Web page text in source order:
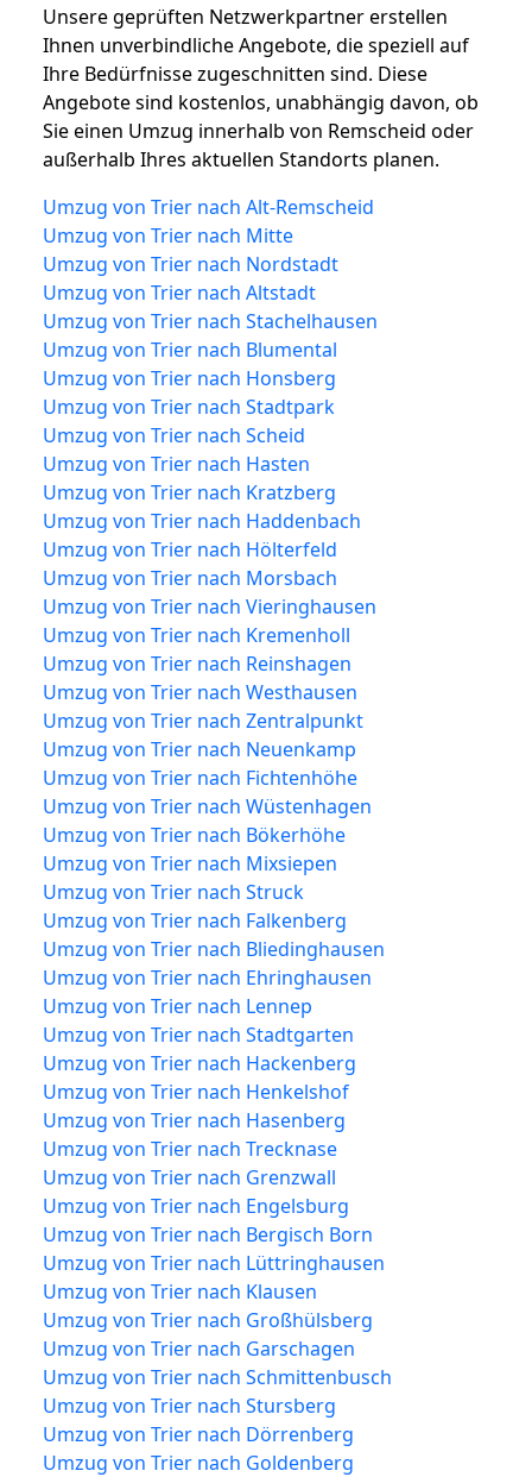
Unsere geprüften Netzwerkpartner erstellen
Ihnen unverbindliche Angebote, die speziell auf
Ihre Bedürfnisse zugeschnitten sind. Diese
Angebote sind kostenlos, unabhängig davon, ob
Sie einen Umzug innerhalb von Remscheid oder
außerhalb Ihres aktuellen Standorts planen.
Umzug von Trier nach Alt-Remscheid
Umzug von Trier nach Mitte
Umzug von Trier nach Nordstadt
Umzug von Trier nach Altstadt
Umzug von Trier nach Stachelhausen
Umzug von Trier nach Blumental
Umzug von Trier nach Honsberg
Umzug von Trier nach Stadtpark
Umzug von Trier nach Scheid
Umzug von Trier nach Hasten
Umzug von Trier nach Kratzberg
Umzug von Trier nach Haddenbach
Umzug von Trier nach Hölterfeld
Umzug von Trier nach Morsbach
Umzug von Trier nach Vieringhausen
Umzug von Trier nach Kremenholl
Umzug von Trier nach Reinshagen
Umzug von Trier nach Westhausen
Umzug von Trier nach Zentralpunkt
Umzug von Trier nach Neuenkamp
Umzug von Trier nach Fichtenhöhe
Umzug von Trier nach Wüstenhagen
Umzug von Trier nach Bökerhöhe
Umzug von Trier nach Mixsiepen
Umzug von Trier nach Struck
Umzug von Trier nach Falkenberg
Umzug von Trier nach Bliedinghausen
Umzug von Trier nach Ehringhausen
Umzug von Trier nach Lennep
Umzug von Trier nach Stadtgarten
Umzug von Trier nach Hackenberg
Umzug von Trier nach Henkelshof
Umzug von Trier nach Hasenberg
Umzug von Trier nach Trecknase
Umzug von Trier nach Grenzwall
Umzug von Trier nach Engelsburg
Umzug von Trier nach Bergisch Born
Umzug von Trier nach Lüttringhausen
Umzug von Trier nach Klausen
Umzug von Trier nach Großhülsberg
Umzug von Trier nach Garschagen
Umzug von Trier nach Schmittenbusch
Umzug von Trier nach Stursberg
Umzug von Trier nach Dörrenberg
Umzug von Trier nach Goldenberg